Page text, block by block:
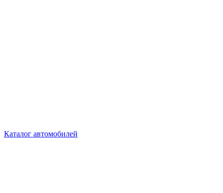
Каталог автомобилей